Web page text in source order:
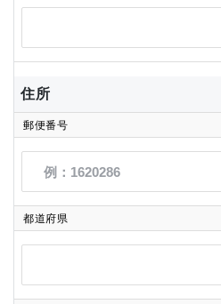
住所
郵便番号
都道府県